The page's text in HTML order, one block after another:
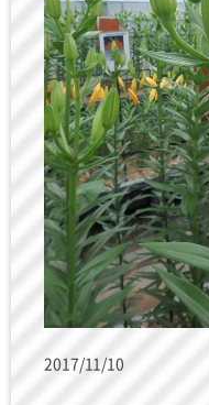
2017/11/10